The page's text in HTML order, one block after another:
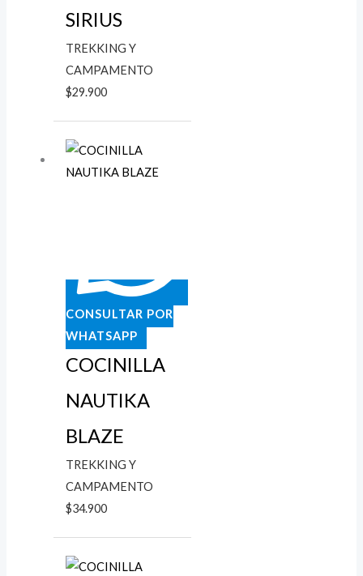
SIRIUS
TREKKING Y
CAMPAMENTO
$29.900
CONSULTAR POR
WHATSAPP
COCINILLA
NAUTIKA
BLAZE
TREKKING Y
CAMPAMENTO
$34.900